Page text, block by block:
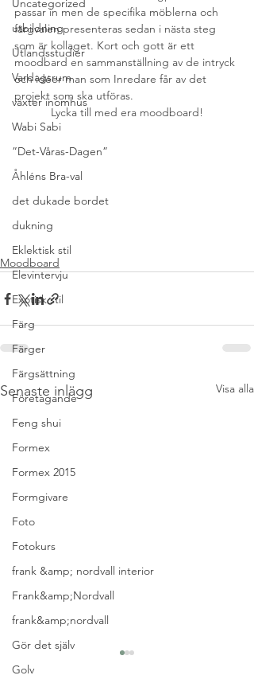
Uncategorized
utbildning
Utlandsstudier
Vardagsrum
växter inomhus
Wabi Sabi
”Det-Våras-Dagen”
Åhléns Bra-val
det dukade bordet
dukning
Eklektisk stil
Elevintervju
Exotisk stil
Färg
Färger
Färgsättning
Företagande
Feng shui
Formex
Formex 2015
Formgivare
Foto
Fotokurs
frank &amp; nordvall interior
Frank&amp;Nordvall
frank&amp;nordvall
Gör det själv
Golv
passar in men de specifika möblerna och
färgvalen presenteras sedan i nästa steg
som är kollaget. Kort och gott är ett
moodbard en sammanställning av de intryck
och idéer man som Inredare får av det
projekt som ska utföras.
Lycka till med era moodboard!
Moodboard
Senaste inlägg Visa alla